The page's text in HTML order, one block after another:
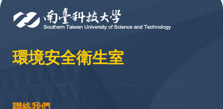
環境安全衛生室
聯絡我們